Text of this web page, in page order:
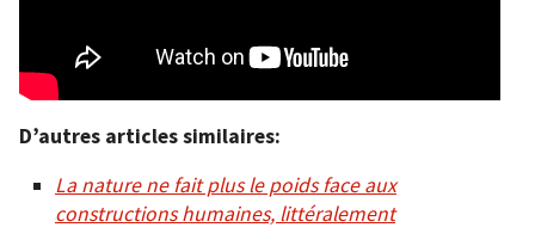
D’autres articles similaires:
La nature ne fait plus le poids face aux
constructions humaines, littéralement